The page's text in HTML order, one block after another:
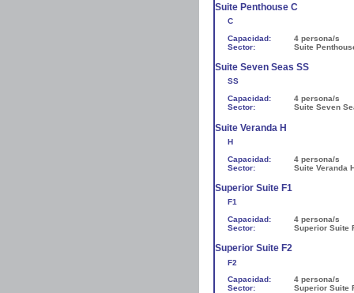
Suite Penthouse C
C
Capacidad:
4 persona/s
Sector:
Suite
Suite Seven Seas SS
SS
Capacidad:
4 persona/s
Sector:
Suite Seven
Suite Veranda H
H
Capacidad:
4 persona/s
Sector:
Suite Veranda
Superior Suite F1
F1
Capacidad:
4 persona/s
Sector:
Superior Suite
Superior Suite F2
F2
Capacidad:
4 persona/s
Sector:
Superior Suite